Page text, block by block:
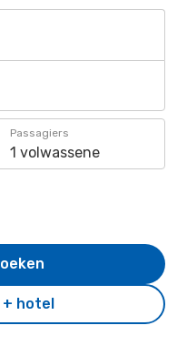
Passagiers
1 volwassene
+ hotel